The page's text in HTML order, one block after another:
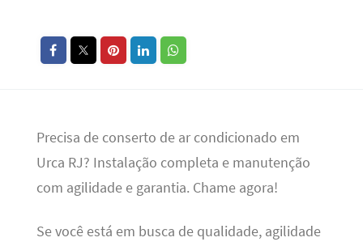
Precisa de conserto de ar condicionado em
Urca RJ? Instalação completa e manutenção
com agilidade e garantia. Chame agora!
Se você está em busca de qualidade, agilidade